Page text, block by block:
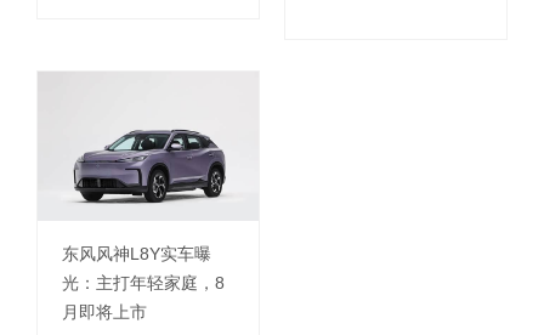
东风风神L8Y实车曝
光：主打年轻家庭，8
月即将上市